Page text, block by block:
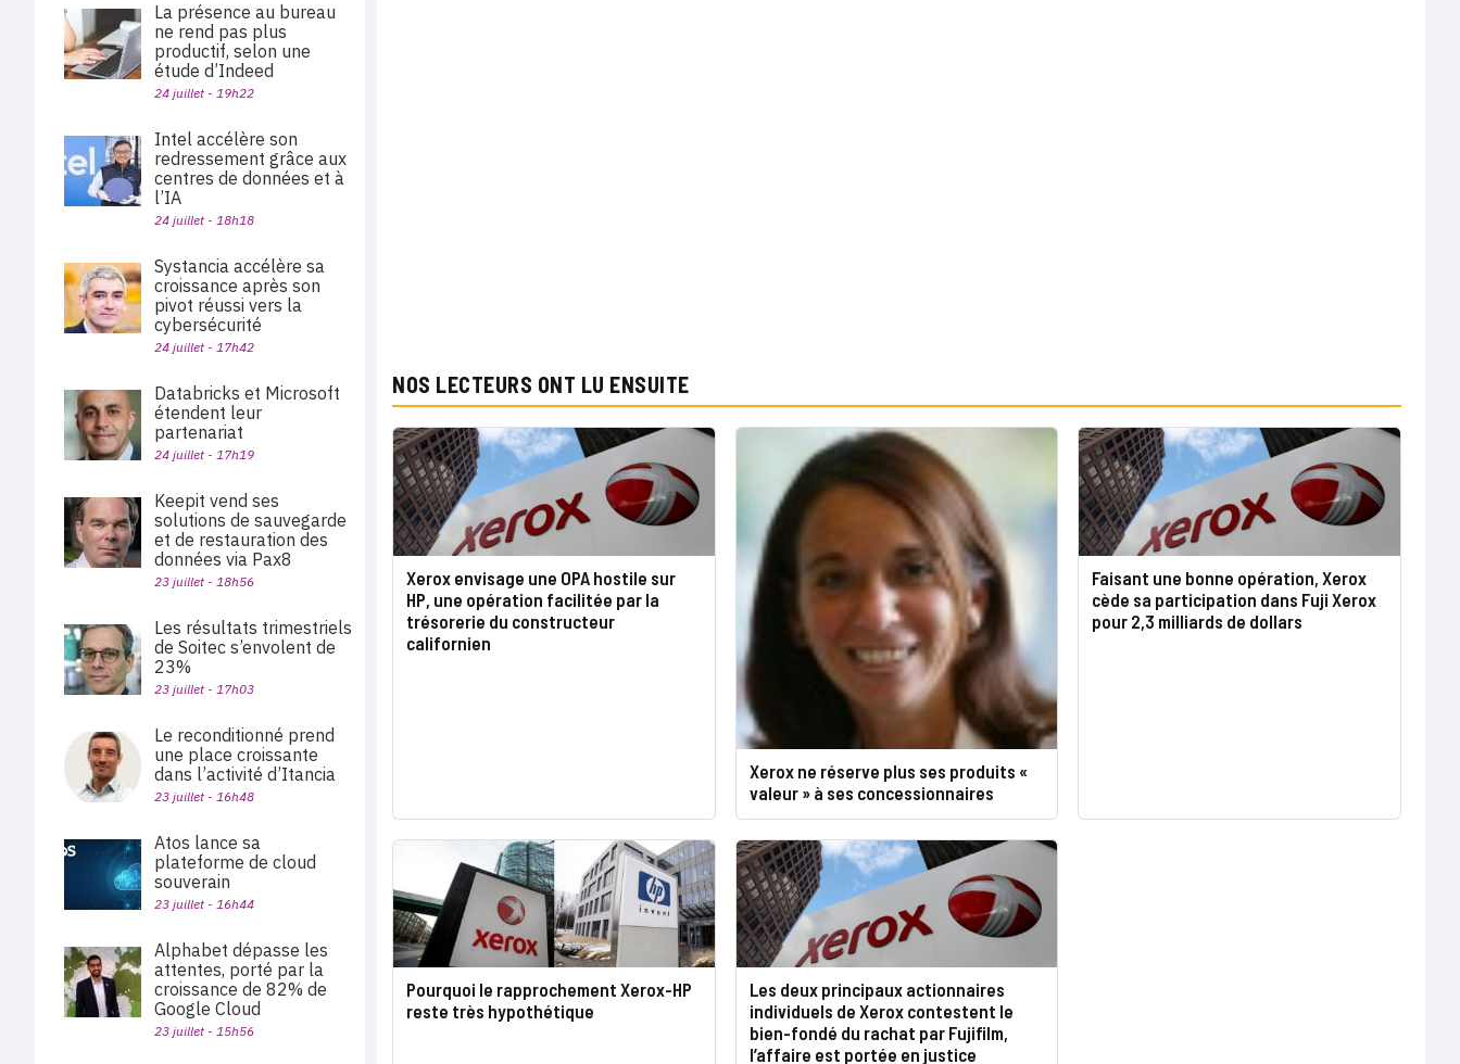
NOS LECTEURS ONT LU ENSUITE
Xerox envisage une OPA hostile sur
HP, une opération facilitée par la
trésorerie du constructeur
californien
Xerox ne réserve plus ses produits «
valeur » à ses concessionnaires
Faisant une bonne opération, Xerox
cède sa participation dans Fuji Xerox
pour 2,3 milliards de dollars
Pourquoi le rapprochement Xerox-HP
reste très hypothétique
Les deux principaux actionnaires
individuels de Xerox contestent le
bien-fondé du rachat par Fujifilm,
l’affaire est portée en justice
La présence au bureau
ne rend pas plus
productif, selon une
étude d’Indeed
24 juillet - 19h22
Intel accélère son
redressement grâce aux
centres de données et à
l’IA
24 juillet - 18h18
Systancia accélère sa
croissance après son
pivot réussi vers la
cybersécurité
24 juillet - 17h42
Databricks et Microsoft
étendent leur
partenariat
24 juillet - 17h19
Keepit vend ses
solutions de sauvegarde
et de restauration des
données via Pax8
23 juillet - 18h56
Les résultats trimestriels
de Soitec s’envolent de
23%
23 juillet - 17h03
Le reconditionné prend
une place croissante
dans l’activité d’Itancia
23 juillet - 16h48
Atos lance sa
plateforme de cloud
souverain
23 juillet - 16h44
Alphabet dépasse les
attentes, porté par la
croissance de 82% de
Google Cloud
23 juillet - 15h56